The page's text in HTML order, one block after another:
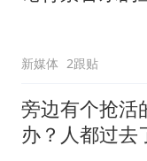
新媒体 2跟贴
旁边有个抢活
办？人都过去